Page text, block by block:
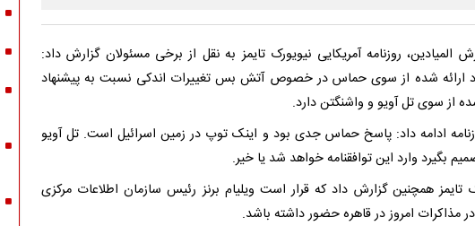
المیادین، روزنامه آمریکایی نیویورک تایمز به نقل از برخی مسئولان گزارش داد:
ارائه شده از سوی حماس در خصوص آتش بس تغییرات اندکی نسبت به پیشنهاد
از سوی تل آویو و واشنگتن دارد.
ادامه داد: پاسخ حماس جدی بود و اینک توپ در زمین اسرائیل است. تل آویو
بگیرد وارد این توافقنامه خواهد شد یا خیر.
تایمز همچنین گزارش داد که قرار است ویلیام برنز رئیس سازمان اطلاعات مرکزی
در مذاکرات امروز در قاهره حضور داشته باشد.